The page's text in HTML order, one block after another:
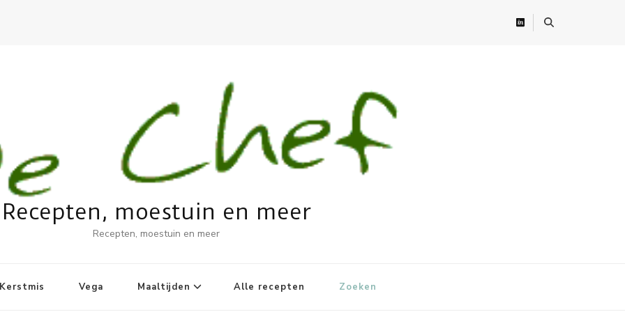
Recepten, moestuin en meer
Recepten, moestuin en meer
Vega Maaltijden Alle recepten Zoeken